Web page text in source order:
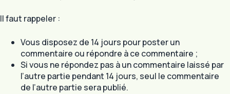
Il faut rappeler :
Vous disposez de 14 jours pour poster un
commentaire ou répondre à ce commentaire ;
Si vous ne répondez pas à un commentaire laissé par
l’autre partie pendant 14 jours, seul le commentaire
de l’autre partie sera publié.